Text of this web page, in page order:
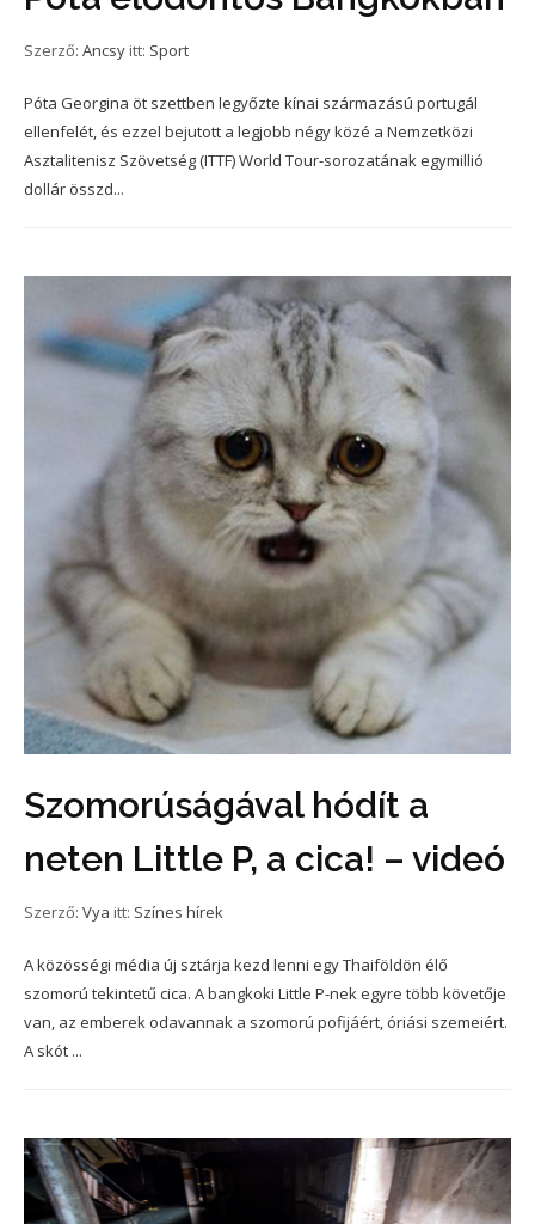
Szerző: Ancsy itt: Sport
Póta Georgina öt szettben legyőzte kínai származású portugál
ellenfelét, és ezzel bejutott a legjobb négy közé a Nemzetközi
Asztalitenisz Szövetség (ITTF) World Tour-sorozatának egymillió
dollár összd...
Szomorúságával hódít a
neten Little P, a cica! – videó
Szerző: Vya itt: Színes hírek
A közösségi média új sztárja kezd lenni egy Thaiföldön élő
szomorú tekintetű cica. A bangkoki Little P-nek egyre több követője
van, az emberek odavannak a szomorú pofijáért, óriási szemeiért.
A skót ...